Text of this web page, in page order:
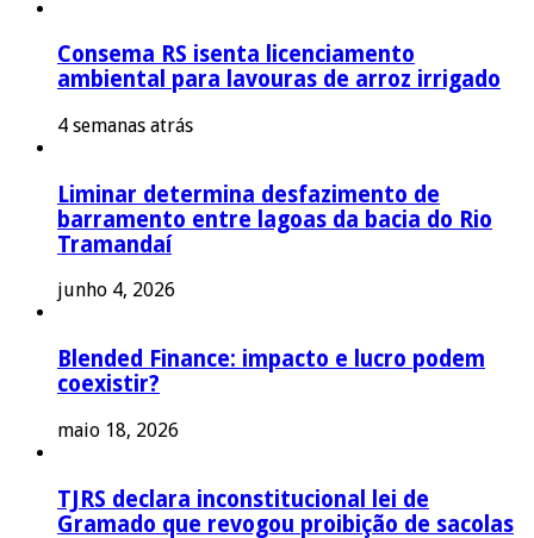
Consema RS isenta licenciamento
ambiental para lavouras de arroz irrigado
4 semanas atrás
Liminar determina desfazimento de
barramento entre lagoas da bacia do Rio
Tramandaí
junho 4, 2026
Blended Finance: impacto e lucro podem
coexistir?
maio 18, 2026
TJRS declara inconstitucional lei de
Gramado que revogou proibição de sacolas